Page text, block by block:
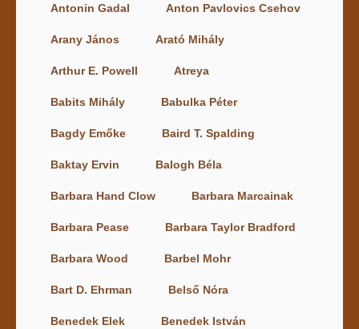
Antonin Gadal Anton Pavlovics Csehov
Arany János Arató Mihály
Arthur E. Powell Atreya
Babits Mihály Babulka Péter
Bagdy Emőke Baird T. Spalding
Baktay Ervin Balogh Béla
Barbara Hand Clow Barbara Marcainak
Barbara Pease Barbara Taylor Bradford
Barbara Wood Barbel Mohr
Bart D. Ehrman Belső Nóra
Benedek Elek Benedek István